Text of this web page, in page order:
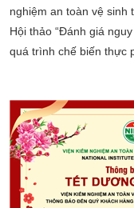
nghiệm an toàn vệ sinh
Hội thảo “Đánh giá
quá trình chế biến thực